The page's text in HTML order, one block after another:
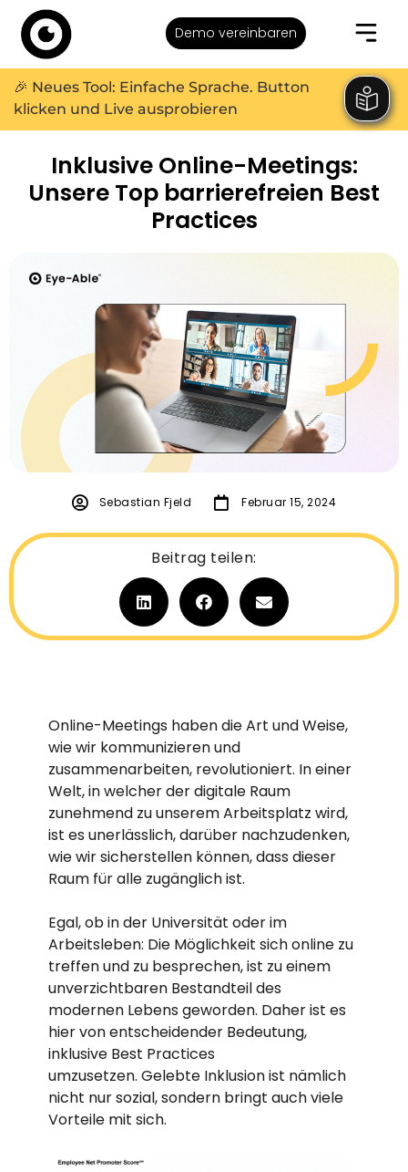
Demo vereinbaren
🎉 Neues Tool: Einfache Sprache. Button
klicken und Live ausprobieren
Inklusive Online-Meetings:
Unsere Top barrierefreien Best
Practices
Sebastian Fjeld Februar 15, 2024
Beitrag teilen:
Online-Meetings haben die Art und Weise,
wie wir kommunizieren und
zusammenarbeiten, revolutioniert. In einer
Welt, in welcher der digitale Raum
zunehmend zu unserem Arbeitsplatz wird,
ist es unerlässlich, darüber nachzudenken,
wie wir sicherstellen können, dass dieser
Raum für alle zugänglich ist.
Egal, ob in der Universität oder im
Arbeitsleben: Die Möglichkeit sich online zu
treffen und zu besprechen, ist zu einem
unverzichtbaren Bestandteil des
modernen Lebens geworden. Daher ist es
hier von entscheidender Bedeutung,
inklusive Best Practices
umzusetzen. Gelebte Inklusion ist nämlich
nicht nur sozial, sondern bringt auch viele
Vorteile mit sich.